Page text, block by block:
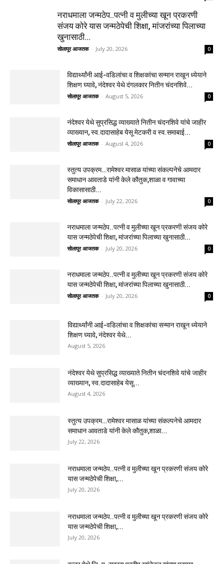
नराधमाला जन्मठेप..पत्नी व मुलीच्या खून प्रकरणी
संजय कोरे यास जन्मठेपेची शिक्षा, मांजरांच्या पिलाच्या
खुनासाठी...
सोलापूर आजतक - July 20, 2026 0
विद्यार्थ्यांनी आई-वडिलांचा व शिक्षकांचा सन्मान राखून ध्येयाने
शिक्षण घ्यावे, नंदेश्वर येथे दंगलकार नितीन चंदनशिवे...
सोलापूर आजतक - August 5, 2026 0
नंदेश्वर येथे सुप्रसिद्ध व्याख्याते नितीन चंदनशिवे यांचे जाहीर
व्याख्यान, स्व.दादासाहेब येसू मेटकरी व स्व.समाबाई...
सोलापूर आजतक - August 4, 2026 0
स्तुत्य उपक्रम…रामेश्वर मासाळ यांच्या संकल्पनेचे आमदार
समाधान आवताडे यांनी केले कौतुक,शाळा व गावाच्या
विकासासाठी...
सोलापूर आजतक - July 22, 2026 0
नराधमाला जन्मठेप..पत्नी व मुलीच्या खून प्रकरणी संजय कोरे
यास जन्मठेपेची शिक्षा, मांजरांच्या पिलाच्या खुनासाठी...
सोलापूर आजतक - July 20, 2026 0
नराधमाला जन्मठेप..पत्नी व मुलीच्या खून प्रकरणी संजय कोरे
यास जन्मठेपेची शिक्षा, मांजरांच्या पिलाच्या खुनासाठी...
सोलापूर आजतक - July 20, 2026 0
विद्यार्थ्यांनी आई-वडिलांचा व शिक्षकांचा सन्मान राखून ध्येयाने
शिक्षण घ्यावे, नंदेश्वर येथे...
August 5, 2026
नंदेश्वर येथे सुप्रसिद्ध व्याख्याते नितीन चंदनशिवे यांचे जाहीर
व्याख्यान, स्व.दादासाहेब येसू...
August 4, 2026
स्तुत्य उपक्रम…रामेश्वर मासाळ यांच्या संकल्पनेचे आमदार
समाधान आवताडे यांनी केले कौतुक,शाळा...
July 22, 2026
नराधमाला जन्मठेप..पत्नी व मुलीच्या खून प्रकरणी संजय कोरे
यास जन्मठेपेची शिक्षा,...
July 20, 2026
नराधमाला जन्मठेप..पत्नी व मुलीच्या खून प्रकरणी संजय कोरे
यास जन्मठेपेची शिक्षा,...
July 20, 2026